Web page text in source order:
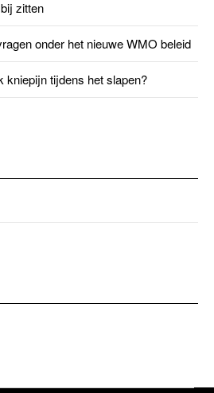
zitten
onder het nieuwe WMO beleid
kniepijn tijdens het slapen?